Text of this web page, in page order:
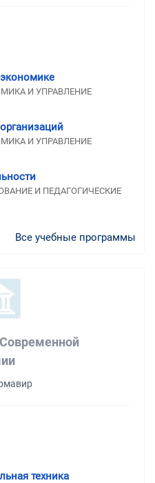
И УПРАВЛЕНИЕ
И УПРАВЛЕНИЕ
И ПЕДАГОГИЧЕСКИЕ
Все учебные программы
техника